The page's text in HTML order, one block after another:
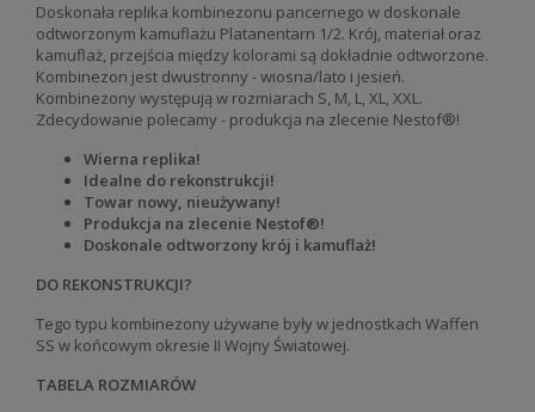
Doskonała replika kombinezonu pancernego w doskonale
odtworzonym kamuflażu Platanentarn 1/2. Krój, materiał oraz
kamuflaż, przejścia między kolorami są dokładnie odtworzone.
Kombinezon jest dwustronny - wiosna/lato i jesień.
Kombinezony występują w rozmiarach S, M, L, XL, XXL.
Zdecydowanie polecamy - produkcja na zlecenie Nestof®!
Wierna replika!
Idealne do rekonstrukcji!
Towar nowy, nieużywany!
Produkcja na zlecenie Nestof®!
Doskonale odtworzony krój i kamuflaż!
DO REKONSTRUKCJI?
Tego typu kombinezony używane były w jednostkach Waffen
SS w końcowym okresie II Wojny Światowej.
TABELA ROZMIARÓW